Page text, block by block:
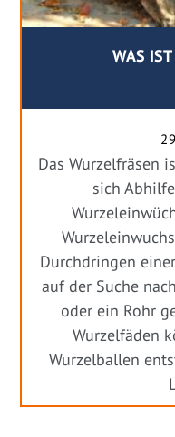
WAS IST
Das Wurzelfräsen
sich
Durchdringen
auf der Suche
oder ein Rohr
Wurzelfäden
Wurzelballen